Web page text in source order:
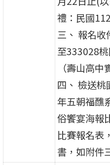
禮：民國
三、 報名
至333028
（壽山高中
四、 檢送
年五朝福醮
俗饗宴海報
比賽報名表
書，如附件